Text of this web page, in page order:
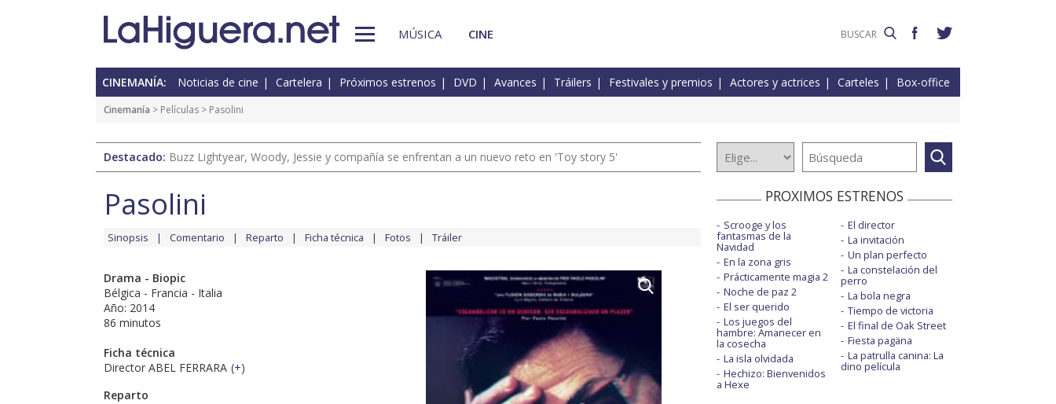
MÚSICA CINE
CINEMANÍA: Noticias de cine Cartelera Próximos estrenos DVD Avances Tráilers Festivales y premios Actores y actrices Carteles Box-office
Cinemanía > Películas > Pasolini
Destacado: Buzz Lightyear, Woody, Jessie y compañía se enfrentan a un nuevo reto en 'Toy story 5'
Pasolini
Sinopsis Comentario Reparto Ficha técnica Fotos Tráiler
Drama - Biopic
Bélgica - Francia - Italia
Año: 2014
86 minutos
Ficha técnica
Director ABEL FERRARA (+)
Reparto
PROXIMOS ESTRENOS
Scrooge y los
fantasmas de la
Navidad
En la zona gris
Prácticamente magia 2
Noche de paz 2
El ser querido
Los juegos del
hambre: Amanecer en
la cosecha
La isla olvidada
Hechizo: Bienvenidos
a Hexe
El director
La invitación
Un plan perfecto
La constelación del
perro
La bola negra
Tiempo de victoria
El final de Oak Street
Fiesta pagäna
La patrulla canina: La
dino película